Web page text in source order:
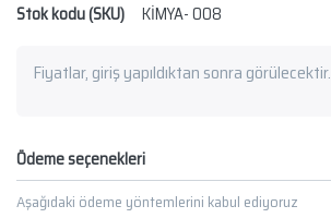
Stok kodu (SKU)
KİMYA- 008
Fiyatlar, giriş yapıldıktan sonra görülecektir.
Ödeme seçenekleri
Aşağıdaki ödeme yöntemlerini kabul ediyoruz